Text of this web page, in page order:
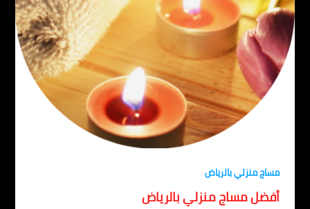
مساج منزلي بالرياض
أفضل مساج منزلي بالرياض